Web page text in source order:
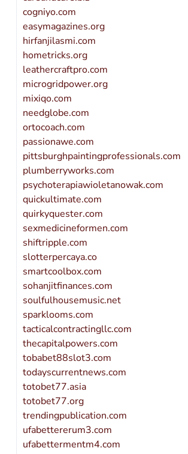
cogniyo.com
easymagazines.org
hirfanjilasmi.com
hometricks.org
leathercraftpro.com
microgridpower.org
mixiqo.com
needglobe.com
ortocoach.com
passionawe.com
pittsburghpaintingprofessionals.com
plumberryworks.com
psychoterapiawioletanowak.com
quickultimate.com
quirkyquester.com
sexmedicineformen.com
shiftripple.com
slotterpercaya.co
smartcoolbox.com
sohanjitfinances.com
soulfulhousemusic.net
sparklooms.com
tacticalcontractingllc.com
thecapitalpowers.com
tobabet88slot3.com
todayscurrentnews.com
totobet77.asia
totobet77.org
trendingpublication.com
ufabettererum3.com
ufabettermentm4.com